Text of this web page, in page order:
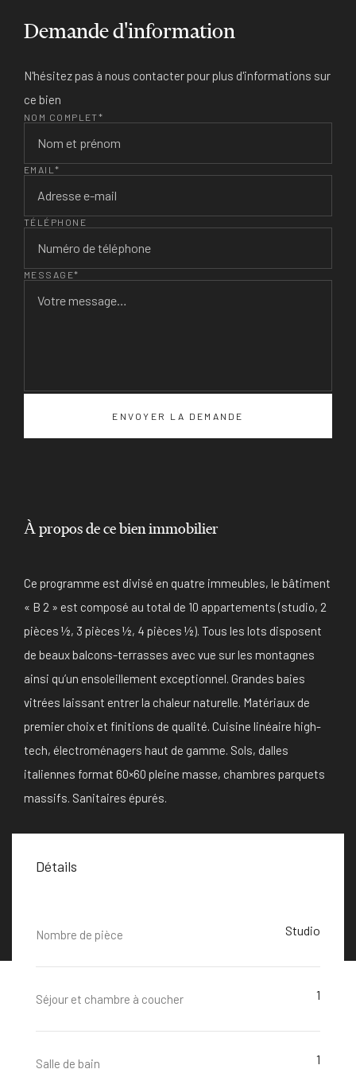
Demande d'information
N'hésitez pas à nous contacter pour plus d'informations sur
ce bien
NOM COMPLET*
EMAIL*
TÉLÉPHONE
MESSAGE*
À propos de ce bien immobilier
Ce programme est divisé en quatre immeubles, le bâtiment
« B 2 » est composé au total de 10 appartements (studio, 2
pièces ½, 3 pièces ½, 4 pièces ½). Tous les lots disposent
de beaux balcons-terrasses avec vue sur les montagnes
ainsi qu’un ensoleillement exceptionnel. Grandes baies
vitrées laissant entrer la chaleur naturelle. Matériaux de
premier choix et finitions de qualité. Cuisine linéaire high-
tech, électroménagers haut de gamme. Sols, dalles
italiennes format 60×60 pleine masse, chambres parquets
massifs. Sanitaires épurés.
Détails
Nombre de pièce Studio
Séjour et chambre à coucher 1
Salle de bain 1